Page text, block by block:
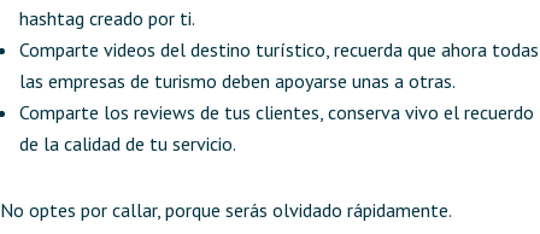
hashtag creado por ti.
Comparte videos del destino turístico, recuerda que ahora todas
las empresas de turismo deben apoyarse unas a otras.
Comparte los reviews de tus clientes, conserva vivo el recuerdo
de la calidad de tu servicio.
No optes por callar, porque serás olvidado rápidamente.